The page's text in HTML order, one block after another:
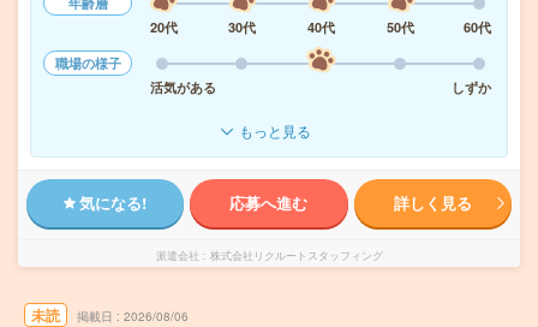
20代
30代 40代 50代
60代
職場の様子
活気がある
しずか
もっと見る
気になる! 応募へ進む 詳しく見る
派遣会社 株式会社リクルートスタッフィング
未読 掲載日 2026/08/06